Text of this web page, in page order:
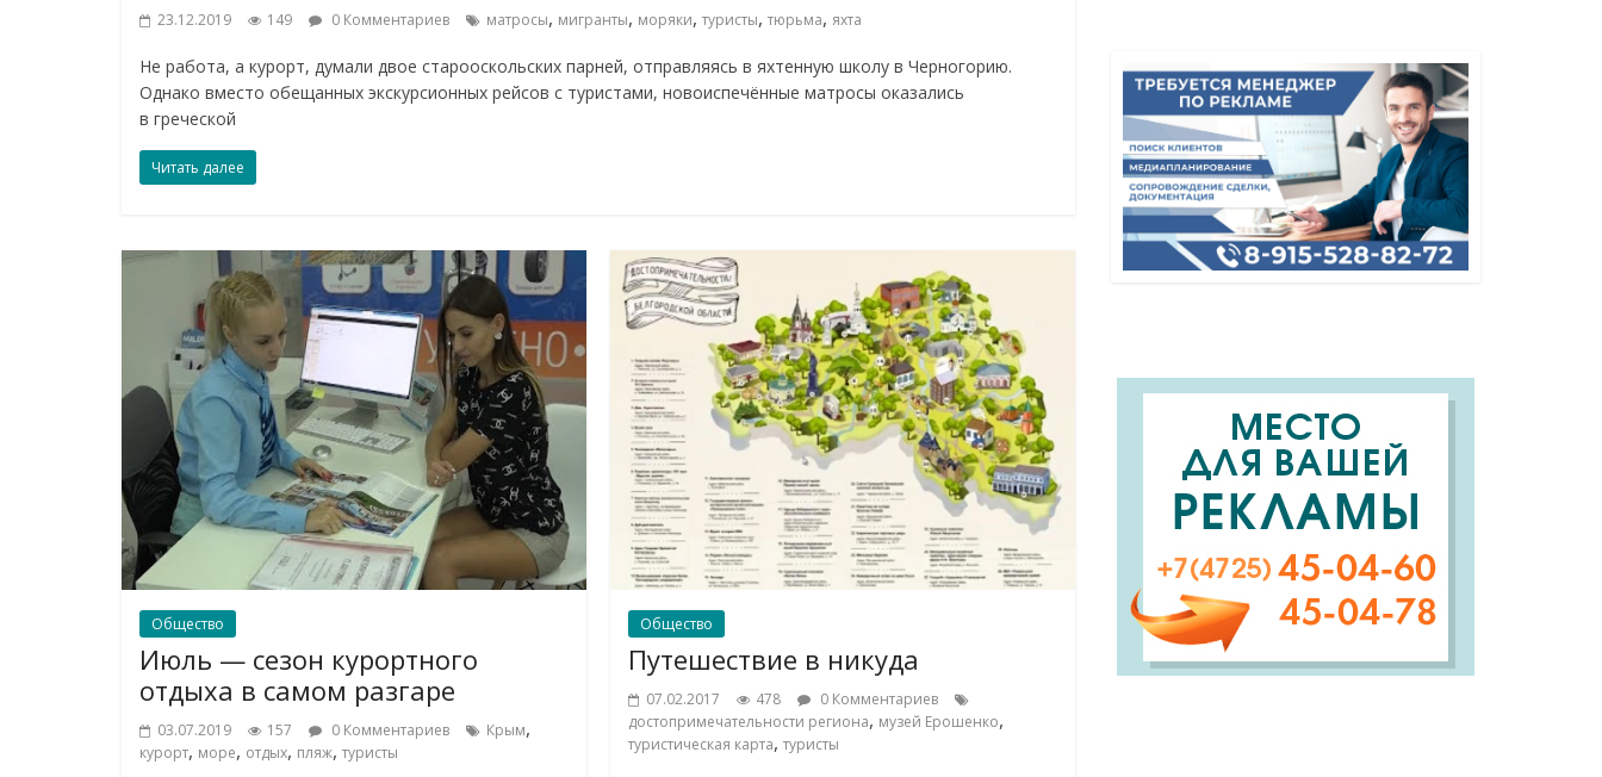
23.12.2019 149 0 Комментариев матросы, мигранты, моряки, туристы, тюрьма, яхта
Не работа, а курорт, думали двое старооскольских парней, отправляясь в яхтенную школу в Черногорию.
Однако вместо обещанных экскурсионных рейсов с туристами, новоиспечённые матросы оказались
в греческой
Читать далее
Общество
Июль — сезон курортного
отдыха в самом разгаре
03.07.2019 157 0 Комментариев Крым,
курорт, море, отдых, пляж, туристы
Общество
Путешествие в никуда
07.02.2017 478
0 Комментариев
достопримечательности региона, музей Ерошенко,
туристическая карта,туристы